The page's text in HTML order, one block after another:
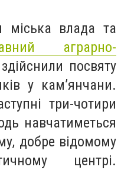
влада та
аграрно-
посвяту
у кам’янчани.
три-чотири
навчатиметься
добре відомому
центрі.